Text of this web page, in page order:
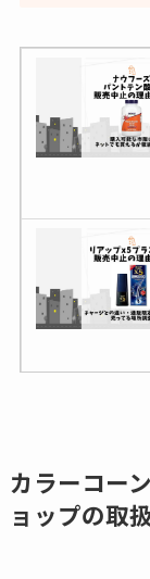
カラーコー
ョップの取